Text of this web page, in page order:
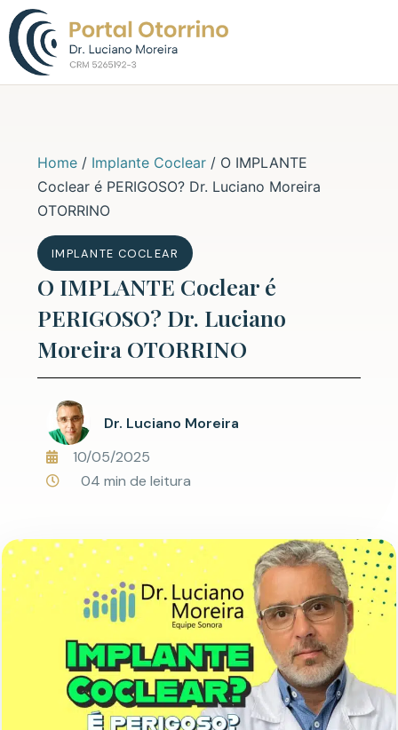
Home / Implante Coclear / O IMPLANTE
Coclear é PERIGOSO? Dr. Luciano Moreira
OTORRINO
IMPLANTE COCLEAR
O IMPLANTE Coclear é
PERIGOSO? Dr. Luciano
Moreira OTORRINO
Dr. Luciano Moreira
10/05/2025
04 min de leitura